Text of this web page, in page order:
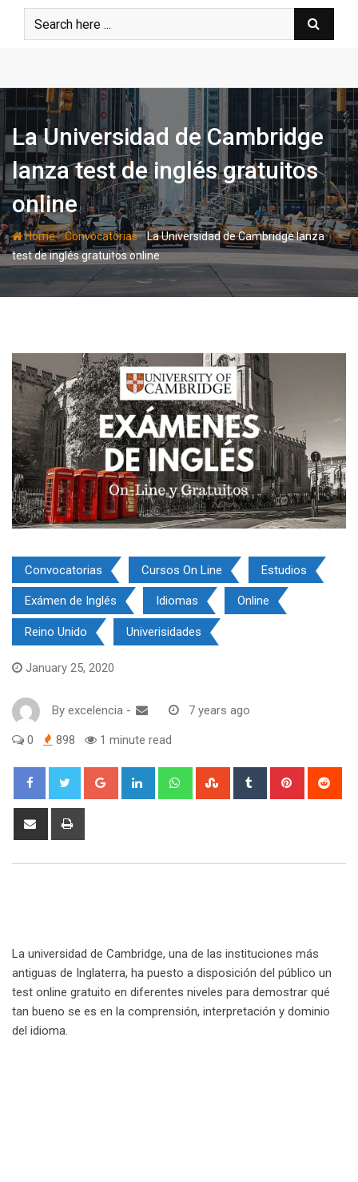
La Universidad de Cambridge
lanza test de inglés gratuitos
online
Home-Convocatorias-La Universidad de Cambridge lanza
test de inglés gratuitos online
Convocatorias Cursos On Line Estudios
Exámen de Inglés Idiomas Online
Reino Unido Univerisidades
January 25, 2020
By excelencia - 7 years ago
0 898 1 minute read
Google+ LinkedIn WhatsappStumbleUpon
Tumblr Pinterest
Share
La universidad de Cambridge, una de las instituciones más
antiguas de Inglaterra, ha puesto a disposición del público un
test online gratuito en diferentes niveles para demostrar qué
tan bueno se es en la comprensión, interpretación y dominio
del idioma.